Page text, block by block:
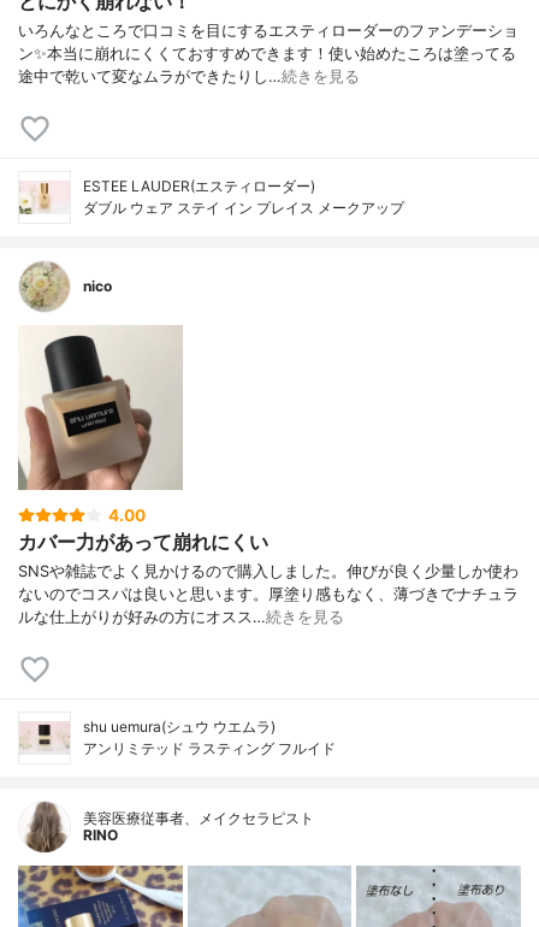
いろんなところで口コミを目にするエスティローダーのファンデーショ
ン✨本当に崩れにくくておすすめできます！使い始めたころは塗ってる
途中で乾いて変なムラができたりし…続きを見る
ESTEE LAUDER(エスティローダー)
ダブル ウェア ステイ イン プレイス メークアップ
nico
4.00
カバー力があって崩れにくい
SNSや雑誌でよく見かけるので購入しました。伸びが良く少量しか使わ
ないのでコスパは良いと思います。厚塗り感もなく、薄づきでナチュラ
ルな仕上がりが好みの方にオスス…続きを見る
shu uemura(シュウ ウエムラ)
アンリミテッド ラスティング フルイド
美容医療従事者、メイクセラピスト
RINO